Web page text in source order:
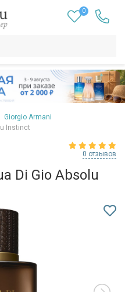
0
Giorgio Armani
Instinct
0 отзывов
Di Gio Absolu